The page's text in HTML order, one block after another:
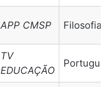
APP CMSP Filosofia
TV
EDUCAÇÃO